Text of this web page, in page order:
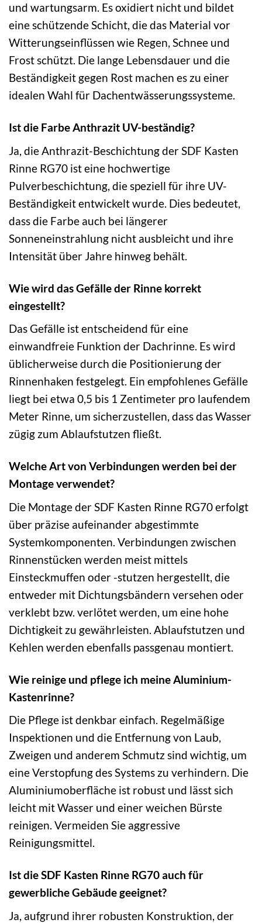
und wartungsarm. Es oxidiert nicht und bildet
eine schützende Schicht, die das Material vor
Witterungseinflüssen wie Regen, Schnee und
Frost schützt. Die lange Lebensdauer und die
Beständigkeit gegen Rost machen es zu einer
idealen Wahl für Dachentwässerungssysteme.
Ist die Farbe Anthrazit UV-beständig?
Ja, die Anthrazit-Beschichtung der SDF Kasten
Rinne RG70 ist eine hochwertige
Pulverbeschichtung, die speziell für ihre UV-
Beständigkeit entwickelt wurde. Dies bedeutet,
dass die Farbe auch bei längerer
Sonneneinstrahlung nicht ausbleicht und ihre
Intensität über Jahre hinweg behält.
Wie wird das Gefälle der Rinne korrekt
eingestellt?
Das Gefälle ist entscheidend für eine
einwandfreie Funktion der Dachrinne. Es wird
üblicherweise durch die Positionierung der
Rinnenhaken festgelegt. Ein empfohlenes Gefälle
liegt bei etwa 0,5 bis 1 Zentimeter pro laufendem
Meter Rinne, um sicherzustellen, dass das Wasser
zügig zum Ablaufstutzen fließt.
Welche Art von Verbindungen werden bei der
Montage verwendet?
Die Montage der SDF Kasten Rinne RG70 erfolgt
über präzise aufeinander abgestimmte
Systemkomponenten. Verbindungen zwischen
Rinnenstücken werden meist mittels
Einsteckmuffen oder -stutzen hergestellt, die
entweder mit Dichtungsbändern versehen oder
verklebt bzw. verlötet werden, um eine hohe
Dichtigkeit zu gewährleisten. Ablaufstutzen und
Kehlen werden ebenfalls passgenau montiert.
Wie reinige und pflege ich meine Aluminium-
Kastenrinne?
Die Pflege ist denkbar einfach. Regelmäßige
Inspektionen und die Entfernung von Laub,
Zweigen und anderem Schmutz sind wichtig, um
eine Verstopfung des Systems zu verhindern. Die
Aluminiumoberfläche ist robust und lässt sich
leicht mit Wasser und einer weichen Bürste
reinigen. Vermeiden Sie aggressive
Reinigungsmittel.
Ist die SDF Kasten Rinne RG70 auch für
gewerbliche Gebäude geeignet?
Ja, aufgrund ihrer robusten Konstruktion, der